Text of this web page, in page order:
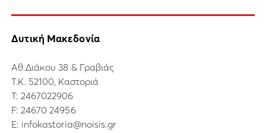
Δυτική Μακεδονία
Αθ.Διάκου 38 & Γραβιάς
Τ.Κ. 52100, Καστοριά
Τ: 2467022906
F: 24670 24956
E: infokastoria@noisis.gr